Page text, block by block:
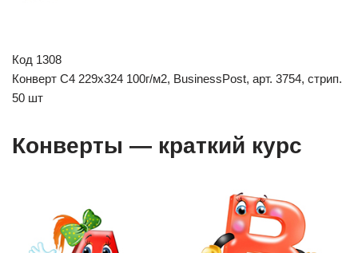
Код 1308
Конверт С4 229х324 100г/м2, BusinessPost, арт. 3754, стрип.
50 шт
Конверты — краткий курс